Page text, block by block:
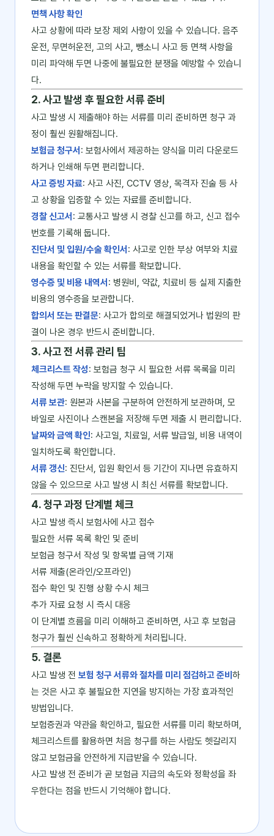
면책 사항 확인
사고 상황에 따라 보장 제외 사항이 있을 수 있습니다. 음주
운전, 무면허운전, 고의 사고, 뺑소니 사고 등 면책 사항을
미리 파악해 두면 나중에 불필요한 분쟁을 예방할 수 있습니
다.
2. 사고 발생 후 필요한 서류 준비
사고 발생 시 제출해야 하는 서류를 미리 준비하면 청구 과
정이 훨씬 원활해집니다.
보험금 청구서 : 보험사에서 제공하는 양식을 미리 다운로드
하거나 인쇄해 두면 편리합니다.
사고 증빙 자료: 사고 사진, CCTV 영상, 목격자 진술 등 사
고 상황을 입증할 수 있는 자료를 준비합니다.
경찰 신고서 : 교통사고 발생 시 경찰 신고를 하고, 신고 접수
번호를 기록해 둡니다.
진단서 및 입원/수술 확인서 : 사고로 인한 부상 여부와 치료
내용을 확인할 수 있는 서류를 확보합니다.
영수증 및 비용 내역서 : 병원비, 약값, 치료비 등 실제 지출한
비용의 영수증을 보관합니다.
합의서 또는 판결문: 사고가 합의로 해결되었거나 법원의 판
결이 나온 경우 반드시 준비합니다.
3. 사고 전 서류 관리 팁
체크리스트 작성: 보험금 청구 시 필요한 서류 목록을 미리
작성해 두면 누락을 방지할 수 있습니다.
서류 보관: 원본과 사본을 구분하여 안전하게 보관하며, 모
바일로 사진이나 스캔본을 저장해 두면 제출 시 편리합니다.
날짜와 금액 확인: 사고일, 치료일, 서류 발급일, 비용 내역이
일치하도록 확인합니다.
서류 갱신: 진단서, 입원 확인서 등 기간이 지나면 유효하지
않을 수 있으므로 사고 발생 시 최신 서류를 확보합니다.
4. 청구 과정 단계별 체크
사고 발생 즉시 보험사에 사고 접수
필요한 서류 목록 확인 및 준비
보험금 청구서 작성 및 항목별 금액 기재
서류 제출(온라인/오프라인)
접수 확인 및 진행 상황 수시 체크
추가 자료 요청 시 즉시 대응
이 단계별 흐름을 미리 이해하고 준비하면, 사고 후 보험금
청구가 훨씬 신속하고 정확하게 처리됩니다.
5. 결론
사고 발생 전 보험 청구 서류와 절차를 미리 점검하고 준비 하
는 것은 사고 후 불필요한 지연을 방지하는 가장 효과적인
방법입니다.
보험증권과 약관을 확인하고, 필요한 서류를 미리 확보하며,
체크리스트를 활용하면 처음 청구를 하는 사람도 헷갈리지
않고 보험금을 안전하게 지급받을 수 있습니다.
사고 발생 전 준비가 곧 보험금 지급의 속도와 정확성을 좌
우한다는 점을 반드시 기억해야 합니다.